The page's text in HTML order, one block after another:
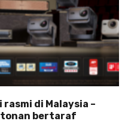
di Malaysia –
bertaraf